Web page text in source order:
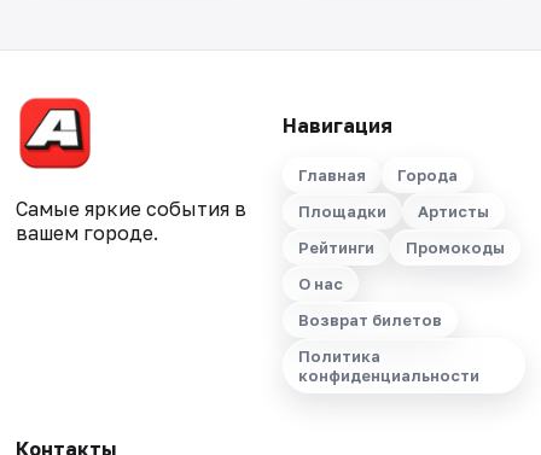
Самые яркие события в
вашем городе.
Навигация
Главная
Города
Площадки
Артисты
Рейтинги
Промокоды
О нас
Возврат билетов
Политика
конфиденциальности
Контакты